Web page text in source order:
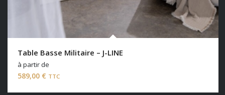
Table Basse Militaire – J-LINE
à partir de
589,00 € TTC